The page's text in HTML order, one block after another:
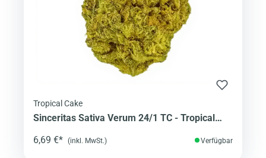
Tropical Cake
Sinceritas Sativa Verum 24/1 TC - Tropical
6,69 €* (inkl. MwSt.) Verfügbar